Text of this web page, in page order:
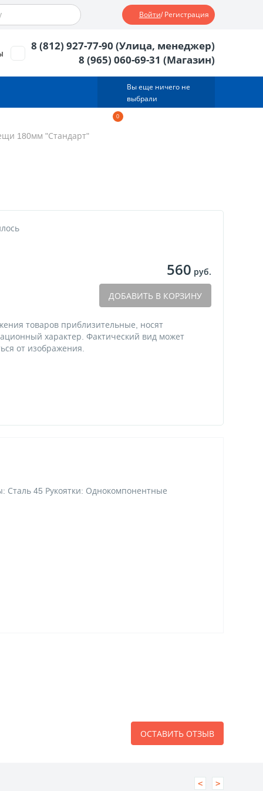
Войти/ Регистрация
8 (812) 927-77-90 (Улица, менеджер)
8 (965) 060-69-31 (Магазин)
Вы еще ничего не
выбрали
0
180мм "Стандарт"
560 руб.
ДОБАВИТЬ В КОРЗИНУ
товаров приблизительные, носят
характер. Фактический вид может
от изображения.
45 Рукоятки: Однокомпонентные
ОСТАВИТЬ ОТЗЫВ
< >